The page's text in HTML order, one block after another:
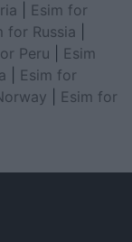
Esim for
for Russia
Peru
Esim
Esim for
Esim for